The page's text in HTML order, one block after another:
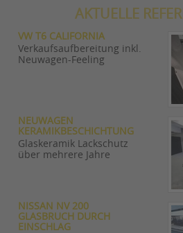
AKTUELLE
VW T6 CALIFORNIA
Verkaufsaufbereitung inkl.
Neuwagen-Feeling
NEUWAGEN
KERAMIKBESCHICHTUNG
Glaskeramik Lackschutz
über mehrere Jahre
NISSAN NV 200
GLASBRUCH DURCH
EINSCHLAG